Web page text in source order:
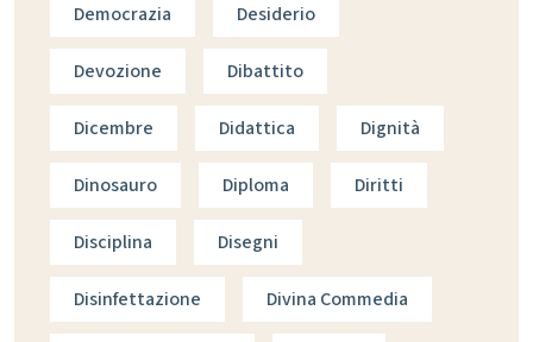
Democrazia Desiderio
Devozione Dibattito
Dicembre Didattica Dignità
Dinosauro Diploma Diritti
Disciplina Disegni
Disinfettazione Divina Commedia